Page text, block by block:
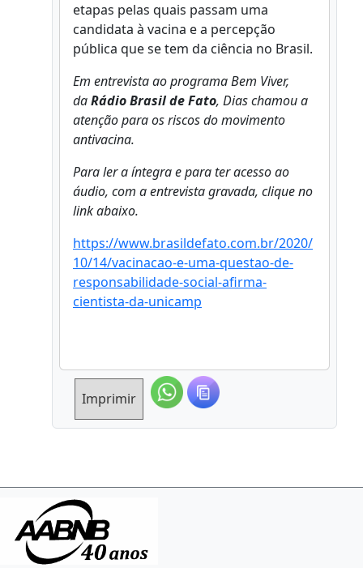
etapas pelas quais passam uma
candidata à vacina e a percepção
pública que se tem da ciência no Brasil.
Em entrevista ao programa Bem Viver,
daRádio Brasil de Fato, Dias chamou a
atenção para os riscos do movimento
antivacina.
Para ler a íntegra e para ter acesso ao
áudio, com a entrevista gravada, clique no
link abaixo.
https://www.brasildefato.com.br/2020/
10/14/vacinacao-e-uma-questao-de-
responsabilidade-social-afirma-
cientista-da-unicamp
Imprimir